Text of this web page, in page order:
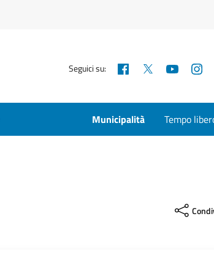
Seguici su: Facebook
Municipalità Tempo